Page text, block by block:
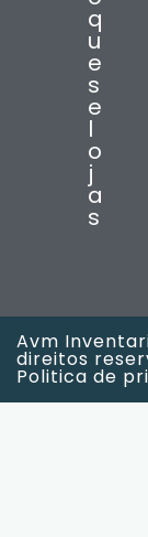
q
u
e
s
e
l
o
j
a
s
Avm
direitos
Politica de